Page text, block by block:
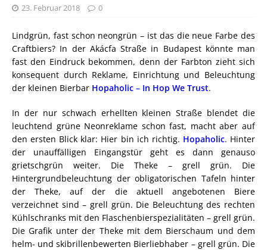
23. Februar 2018 0
Lindgrün, fast schon neongrün – ist das die neue Farbe des
Craftbiers? In der Akácfa Straße in Budapest könnte man
fast den Eindruck bekommen, denn der Farbton zieht sich
konsequent durch Reklame, Einrichtung und Beleuchtung
der kleinen Bierbar Hopaholic – In Hop We Trust.
In der nur schwach erhellten kleinen Straße blendet die
leuchtend grüne Neonreklame schon fast, macht aber auf
den ersten Blick klar: Hier bin ich richtig. Hopaholic. Hinter
der unauffälligen Eingangstür geht es dann genauso
grietschgrün weiter. Die Theke – grell grün. Die
Hintergrundbeleuchtung der obligatorischen Tafeln hinter
der Theke, auf der die aktuell angebotenen Biere
verzeichnet sind – grell grün. Die Beleuchtung des rechten
Kühlschranks mit den Flaschenbierspezialitäten – grell grün.
Die Grafik unter der Theke mit dem Bierschaum und dem
helm- und skibrillenbewerten Bierliebhaber – grell grün. Die